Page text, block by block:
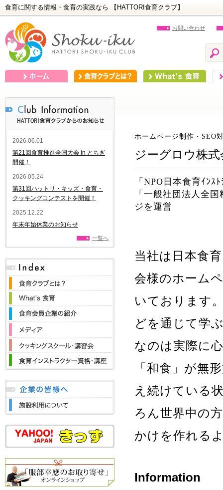
食育に関する情報・食育の実践なら 【HATTORI食育クラブ】
お問い合わせ
ホームページ制作・SEO
ジーグロウ株式
「NPO日本食育ｲﾝｽ
「一般社団法人全
ジを運営
当社は日本食
会様のホーム
いております
どを通じて学
なのは実際に
「和食」が無
え続けている
ろん世界中の
かけを作れる
Information
2026.06.01
第21回食育推進全国大会 in とちぎ
開催！
2026.05.24
第31回ハットリ・キッズ・食育・
クッキングコンテストを開催！
2025.12.22
年末年始休業のお知らせ
一覧へ